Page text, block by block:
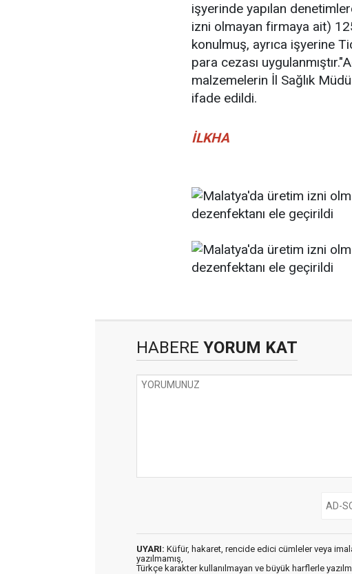
işyerinde yapılan
izni olmayan firmaya ait)
konulmuş, ayrıca işyerine
para cezası
malzemelerin İl Sağlık
ifade edildi.
İLKHA
HABERE YORUM KAT
UYARI: Küfür, hakaret, rencide edici cümleler veya
yazılmamış,
Türkçe karakter kullanılmayan ve büyük harflerle